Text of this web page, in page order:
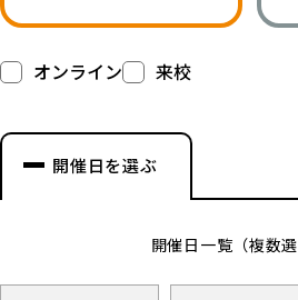
オンライン 来校
開催日を選ぶ
開催日一覧（複数選